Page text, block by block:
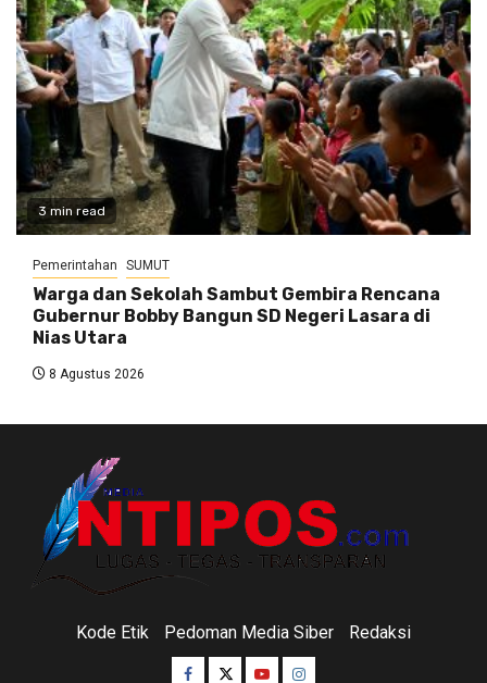
3 min read
Pemerintahan SUMUT
Warga dan Sekolah Sambut Gembira Rencana
Gubernur Bobby Bangun SD Negeri Lasara di
Nias Utara
8 Agustus 2026
Kode Etik Pedoman Media Siber Redaksi
Facebook
TwitterYoutubeInstagram